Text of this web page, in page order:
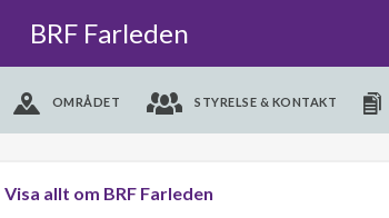
BRF Farleden
OMRÅDET STYRELSE & KONTAKT
Visa allt om BRF Farleden